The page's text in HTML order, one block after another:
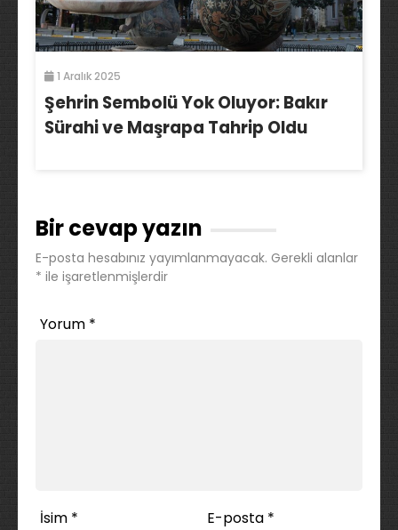
1 Aralık 2025
Şehrin Sembolü Yok Oluyor: Bakır
Sürahi ve Maşrapa Tahrip Oldu
Bir cevap yazın
E-posta hesabınız yayımlanmayacak. Gerekli alanlar
* ile işaretlenmişlerdir
Yorum *
İsim * E-posta *